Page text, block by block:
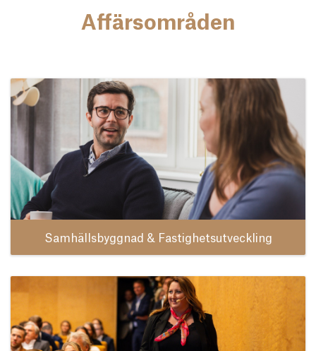
Affärsområden
Samhällsbyggnad & Fastighetsutveckling